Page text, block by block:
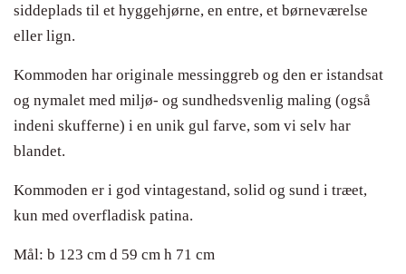
siddeplads til et hyggehjørne, en entre, et børneværelse
eller lign.
Kommoden har originale messinggreb og den er istandsat
og nymalet med miljø- og sundhedsvenlig maling (også
indeni skufferne) i en unik gul farve, som vi selv har
blandet.
Kommoden er i god vintagestand, solid og sund i træet,
kun med overfladisk patina.
Mål: b 123 cm d 59 cm h 71 cm